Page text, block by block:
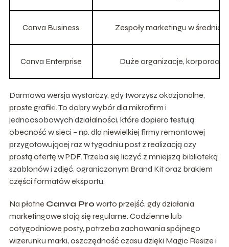
Canva Business Zespoły marketingu w
Canva Enterprise Duże organizacje,
Darmowa wersja wystarczy, gdy tworzysz okazjonalne,
proste grafiki. To dobry wybór dla mikrofirm i
jednoosobowych działalności, które dopiero testują
obecność w sieci – np. dla niewielkiej firmy remontowej
przygotowującej raz w tygodniu post z realizacją czy
prostą ofertę w PDF. Trzeba się liczyć z mniejszą biblioteką
szablonów i zdjęć, ograniczonym Brand Kit oraz brakiem
części formatów eksportu.
Na płatne Canva Pro warto przejść, gdy działania
marketingowe stają się regularne. Codzienne lub
cotygodniowe posty, potrzeba zachowania spójnego
wizerunku marki, oszczędność czasu dzięki Magic Resize i